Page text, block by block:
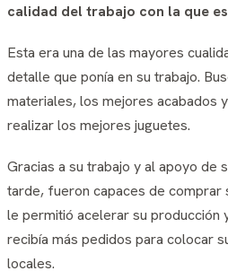
calidad del trabajo con la que
Esta era una de las mayores
detalle que ponía en su trabajo.
materiales, los mejores acabados
realizar los mejores juguetes.
Gracias a su trabajo y al apoyo de
tarde, fueron capaces de comprar
le permitió acelerar su producción
recibía más pedidos para colocar
locales.